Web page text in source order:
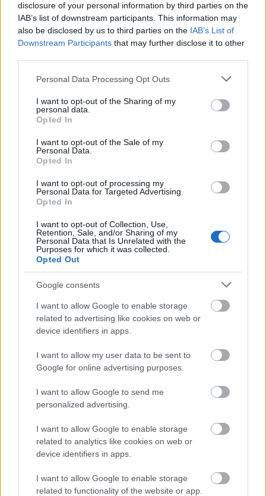
disclosure of your personal information by third parties on the
IAB’s list of downstream participants. This information may
also be disclosed by us to third parties on the IAB’s List of
Downstream Participants that may further disclose it to other
Please note that this website/app uses one or more Google
not limited to your visit or usage behaviour. You may click to
grant or deny consent to Google and its third-party tags to
use your data for below specified purposes in below Google
consent section.
Personal Data Processing Opt Outs
I want to opt-out of the Sharing of my
personal data.
Opted In
I want to opt-out of the Sale of my
Personal Data.
Opted In
I want to opt-out of processing my
Personal Data for Targeted Advertising.
Opted In
I want to opt-out of Collection, Use,
Retention, Sale, and/or Sharing of my
Personal Data that Is Unrelated with the
Purposes for which it was collected.
Opted Out
Google consents
I want to allow Google to enable storage
related to advertising like cookies on web or
device identifiers in apps.
I want to allow my user data to be sent to
Google for online advertising purposes.
I want to allow Google to send me
personalized advertising.
I want to allow Google to enable storage
related to analytics like cookies on web or
device identifiers in apps.
I want to allow Google to enable storage
related to functionality of the website or app.
Pievienot komentāru
Diāna Vēvere
2021. gada 14. janvāris
Nedomāju, ka pēc tik debīliem, atvainojos,
ierobežojumiem no valdības puses būs daudz tādu,
kuri gribēs vakcionēties. Vienkārši- netic! Tramps un
ASV- nu traki tur iet. Liela valsts, kura visai pasaulei
grib parādīt savu pārākumu! Par jaunievēlēto
Vēsture atkārtojas. Šoreiz- ASV!
Aldis VonKools
2021. gada 14. janvāris
Es nedomāju, ka vispār daudz atradīsies debīlu
cilvēku, kuri skries ar savu veselību riskēt un
piedalīties apšaubāmā izmēģinājumā ar savu
veselību. Ne velti Vice žurnālists interesantu
sižetu par Covid potīm un to "efektivitāti. Kāda
ietekme uz reproduktīvo veselību? Blaknes?
Neviens neko nav pētījis, jo tas taču nav svarīgi.
Tik īsā laikā nevar uztaisīt drošu poti, bet
speciālistiem jau neļauj izteikties, šis globālais
frauds izskatās ilgi plānots. Kārlim par nožēlu
jāpaziņo - Trumps ieies vēsturē, kā viens no
prezidentiem, kurš pārstāvēja ASV intereses
nevis atsevišķu grupu lobijus. Un mūris
uzbūvēts, jo "mekši" plūst ASV un līdz ar viņiem
nāk vājprātīgu noziedzība. Pajautā MS13